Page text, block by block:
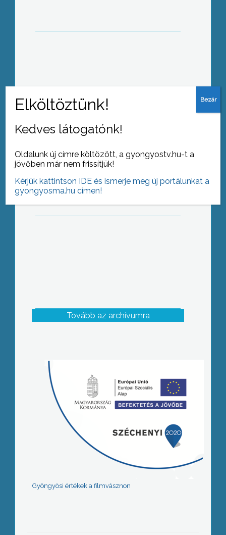
Gyöngyöst Adáccsal, Jászberénnyel,
és Verpeléttel összekötő utakat
Rendőr-angyal vetélkedőt rendeztek a
gyöngyösi Szent Erzsébet Óvodában
Tovább az archívumra
Gyöngyösi értékek a filmvásznon
Kedves látogatónk!
Oldalunk új címre költözött, a gyongyostv.hu-t a
jövőben már nem frissítjük!
Kérjük kattintson IDE és ismerje meg új portálunkat a
gyongyosma.hu címen!